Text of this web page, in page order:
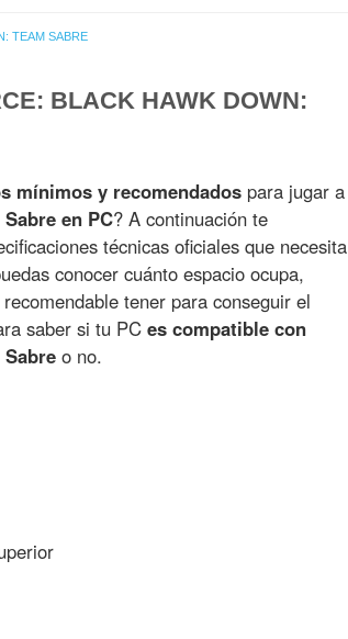
TEAM SABRE
BLACK HAWK DOWN:
mínimos y recomendados para jugar a
en PC? A continuación te
técnicas oficiales que necesita
conocer cuánto espacio ocupa,
tener para conseguir el
saber si tu PC es compatible con
o no.